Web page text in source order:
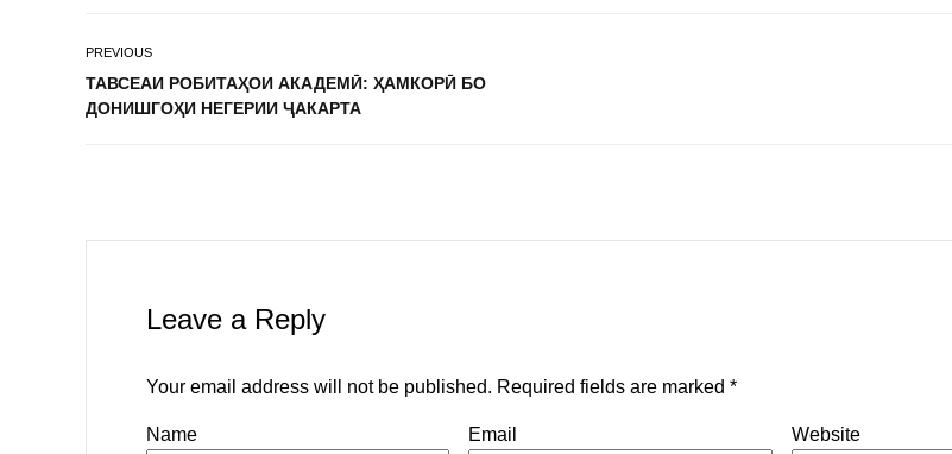
PREVIOUS
ТАВСЕАИ РОБИТАҲОИ АКАДЕМӢ: ҲАМКОРӢ БО
ДОНИШГОҲИ НЕГЕРИИ ҶАКАРТА
Leave a Reply
Your email address will not be published. Required fields are marked *
Name Email Website